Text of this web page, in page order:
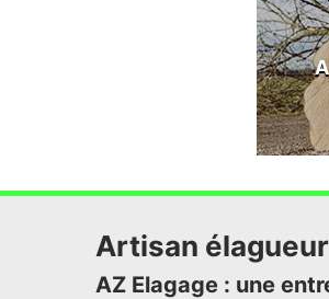
Artisan
AZ Elagage : une